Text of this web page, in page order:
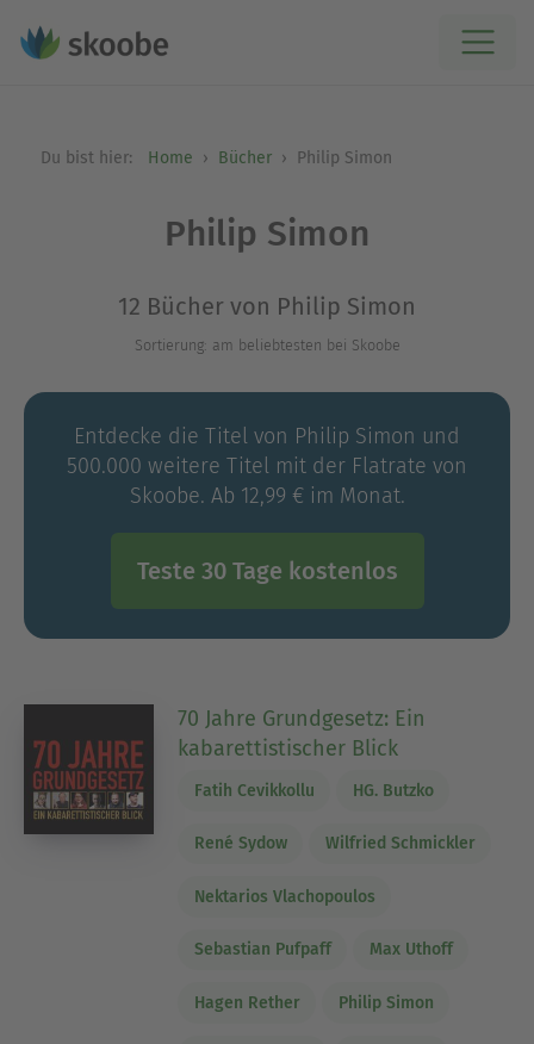
Du bist hier: Home Bücher Philip Simon
Philip Simon
12 Bücher von Philip Simon
Sortierung: am beliebtesten bei Skoobe
Entdecke die Titel von Philip Simon und
500.000 weitere Titel mit der Flatrate von
Skoobe. Ab 12,99 € im Monat.
Teste 30 Tage kostenlos
70 Jahre Grundgesetz: Ein
kabarettistischer Blick
Fatih Cevikkollu HG. Butzko
René Sydow Wilfried Schmickler
Nektarios Vlachopoulos
Sebastian Pufpaff Max Uthoff
Hagen Rether Philip Simon